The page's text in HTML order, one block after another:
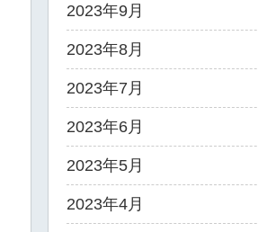
2023年9月
2023年8月
2023年7月
2023年6月
2023年5月
2023年4月